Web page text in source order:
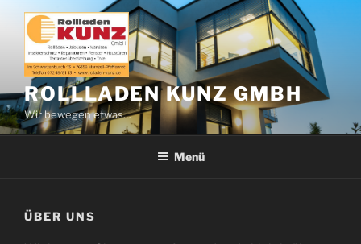
Zum
Inhalt
springen
ROLLLADEN KUNZ GMBH
Wir bewegen etwas…
Menü
ÜBER UNS